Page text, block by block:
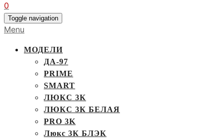
0
Toggle navigation
Menu
МОДЕЛИ
ДА-97
PRIME
SMART
ЛЮКС 3К
ЛЮКС 3К БЕЛАЯ
PRO 3K
Люкс 3К БЛЭК